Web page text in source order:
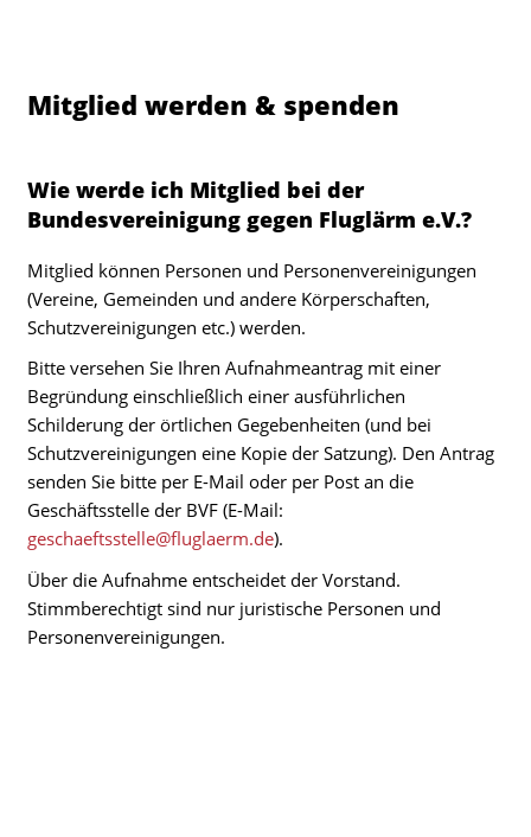
Mitglied werden & spenden
Wie werde ich Mitglied bei der
Bundesvereinigung gegen Fluglärm e.V.?
Mitglied können Personen und Personenvereinigungen
(Vereine, Gemeinden und andere Körperschaften,
Schutzvereinigungen etc.) werden.
Bitte versehen Sie Ihren Aufnahmeantrag mit einer
Begründung einschließlich einer ausführlichen
Schilderung der örtlichen Gegebenheiten (und bei
Schutzvereinigungen eine Kopie der Satzung). Den Antrag
senden Sie bitte per E-Mail oder per Post an die
Geschäftsstelle der BVF (E-Mail:
geschaeftsstelle@fluglaerm.de).
Über die Aufnahme entscheidet der Vorstand.
Stimmberechtigt sind nur juristische Personen und
Personenvereinigungen.